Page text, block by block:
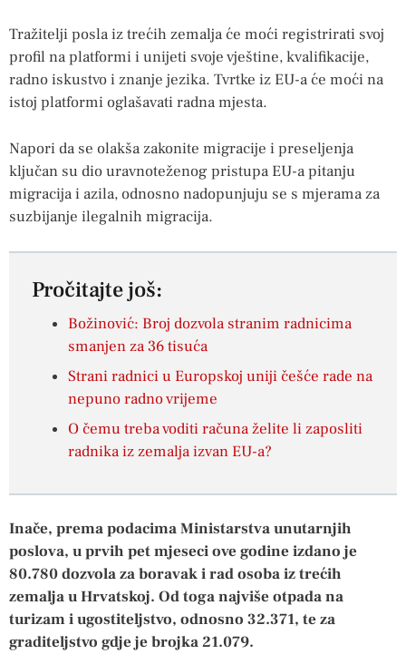
Tražitelji posla iz trećih zemalja će moći registrirati svoj
profil na platformi i unijeti svoje vještine, kvalifikacije,
radno iskustvo i znanje jezika. Tvrtke iz EU-a će moći na
istoj platformi oglašavati radna mjesta.
Napori da se olakša zakonite migracije i preseljenja
ključan su dio uravnoteženog pristupa EU-a pitanju
migracija i azila, odnosno nadopunjuju se s mjerama za
suzbijanje ilegalnih migracija.
Pročitajte još:
Božinović: Broj dozvola stranim radnicima
smanjen za 36 tisuća
Strani radnici u Europskoj uniji češće rade na
nepuno radno vrijeme
O čemu treba voditi računa želite li zaposliti
radnika iz zemalja izvan EU-a?
Inače, prema podacima Ministarstva unutarnjih
poslova, u prvih pet mjeseci ove godine izdano je
80.780 dozvola za boravak i rad osoba iz trećih
zemalja u Hrvatskoj. Od toga najviše otpada na
turizam i ugostiteljstvo, odnosno 32.371, te za
graditeljstvo gdje je brojka 21.079.